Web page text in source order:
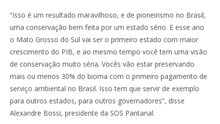
“Isso é um resultado maravilhoso, e de pioneirismo no Brasil,
uma conservação bem feita por um estado sério. E esse ano
o Mato Grosso do Sul vai ser o primeiro estado com maior
crescimento do PIB, e ao mesmo tempo você tem uma visão
de conservação muito séria. Vocês vão estar preservando
mais ou menos 30% do bioma com o primeiro pagamento de
serviço ambiental no Brasil. Isso tem que servir de exemplo
para outros estados, para outros governadores”, disse
Alexandre Bossi, presidente da SOS Pantanal.